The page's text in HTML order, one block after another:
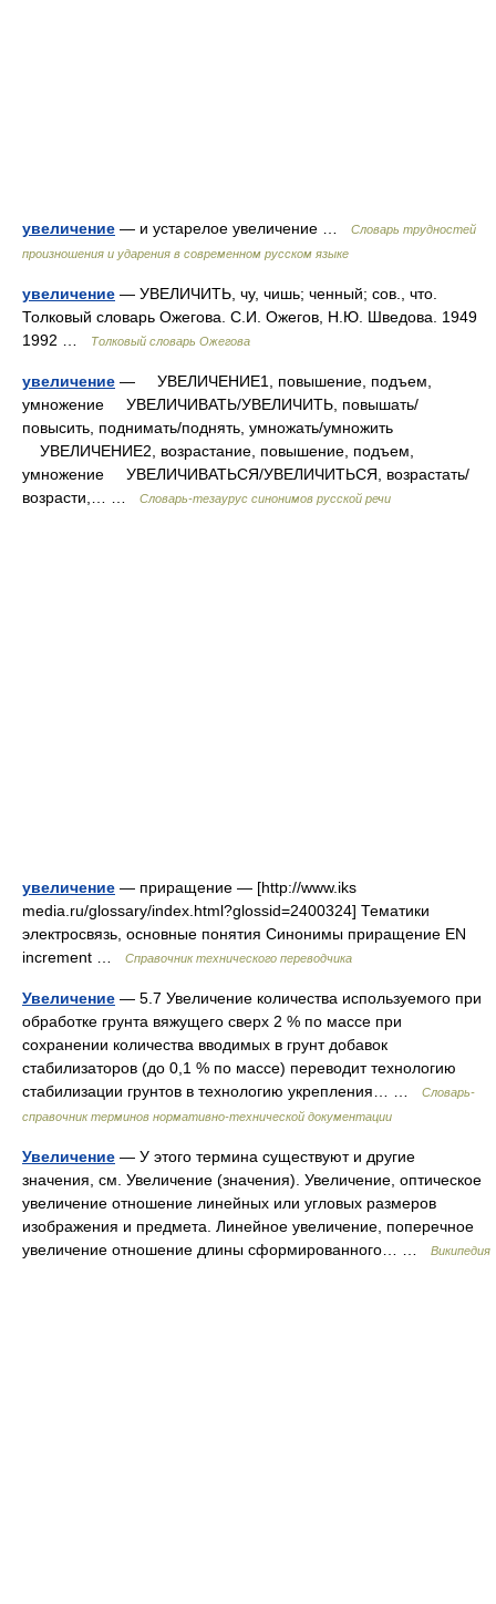
увеличение — и устарелое увеличение …
Словарь трудностей
произношения и ударения в современном русском языке
увеличение — УВЕЛИЧИТЬ, чу, чишь; ченный; сов., что.
Толковый словарь Ожегова. С.И. Ожегов, Н.Ю. Шведова. 1949
1992 …
Толковый словарь Ожегова
увеличение — УВЕЛИЧЕНИЕ1, повышение, подъем,
умножение УВЕЛИЧИВАТЬ/УВЕЛИЧИТЬ, повышать/
повысить, поднимать/поднять, умножать/умножить
УВЕЛИЧЕНИЕ2, возрастание, повышение, подъем,
умножение УВЕЛИЧИВАТЬСЯ/УВЕЛИЧИТЬСЯ, возрастать/
возрасти,… …
Словарь-тезаурус синонимов русской речи
увеличение — приращение — [http://www.iks
media.ru/glossary/index.html?glossid=2400324] Тематики
электросвязь, основные понятия Синонимы приращение EN
increment …
Справочник технического переводчика
Увеличение — 5.7 Увеличение количества используемого при
обработке грунта вяжущего сверх 2 % по массе при
сохранении количества вводимых в грунт добавок
стабилизаторов (до 0,1 % по массе) переводит технологию
стабилизации грунтов в технологию укрепления… …
Словарь-
справочник терминов нормативно-технической документации
Увеличение — У этого термина существуют и другие
значения, см. Увеличение (значения). Увеличение, оптическое
увеличение отношение линейных или угловых размеров
изображения и предмета. Линейное увеличение, поперечное
увеличение отношение длины сформированного… …
Википедия